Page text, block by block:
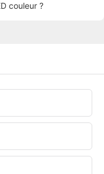
couleur ?